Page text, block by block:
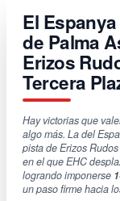
El
de Palma
Erizos
Tercera
Hay victorias que
algo más. La del
pista de Erizos
en el que EHC
logrando imponerse
un paso firme hacia